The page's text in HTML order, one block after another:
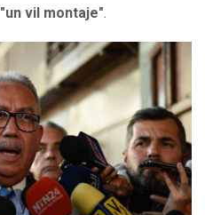
"un vil montaje".